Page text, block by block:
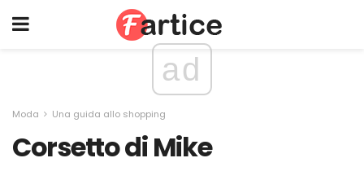
ad
Moda Una guida allo shopping
Corsetto di Mike